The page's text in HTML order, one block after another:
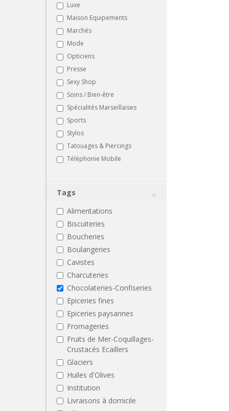
Luxe
Maison Equipements
Marchés
Mode
Opticiens
Presse
Sexy Shop
Soins / Bien-être
Spécialités Marseillaises
Sports
Stylos
Tatouages & Piercings
Téléphonie Mobile
Tags
Alimentations
Biscuiteries
Boucheries
Boulangeries
Cavistes
Charcuteries
Chocolateries-Confiseries
Epiceries fines
Epiceries paysannes
Fromageries
Fruits de Mer-Coquillages-
Crustacés Ecaillers
Glaciers
Huiles d'Olives
Institution
Livraisons à domicile